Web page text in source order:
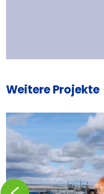
Weitere Projekte
Zurückblättern